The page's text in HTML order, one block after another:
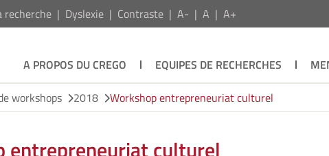
recherche Dyslexie Contraste A- A A+
A PROPOS DU CREGO EQUIPES DE RECHERCHES
workshops 2018 Workshop entrepreneuriat culturel